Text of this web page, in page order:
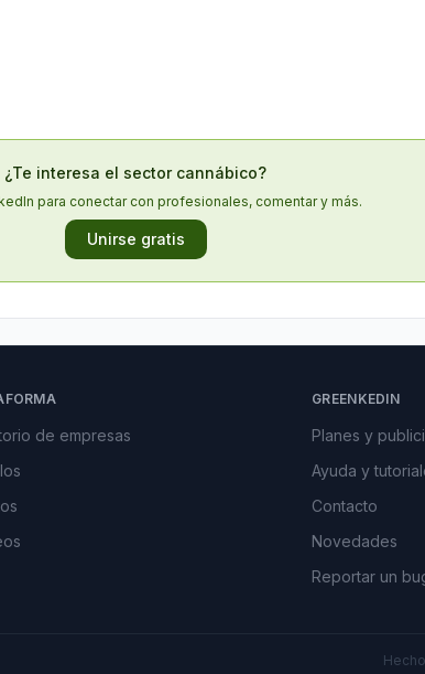
¿Te interesa el sector cannábico?
para conectar con profesionales, comentar y más.
Unirse gratis
de empresas
GREENKEDIN
Planes y
Ayuda y
Contacto
Novedades
Reportar un